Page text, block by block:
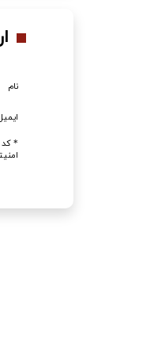
نام
* کد